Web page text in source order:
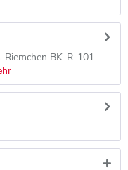
Riemchen BK-R-101-